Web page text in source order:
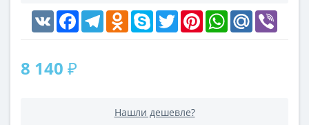
VK FacebookTelegramOdnoklassniki
Skype Twitter PinterestWhatsAppMail.Ru
8 140 ₽
Нашли дешевле?